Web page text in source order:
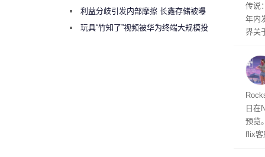
传说
年内
界关
日在
预览
flix客
绕梁”利益分歧引发内部摩擦 长鑫存储被曝
曾将华为驻场工程师驱逐出研发基地
玩具“竹知了”视频被华为终端大规模投